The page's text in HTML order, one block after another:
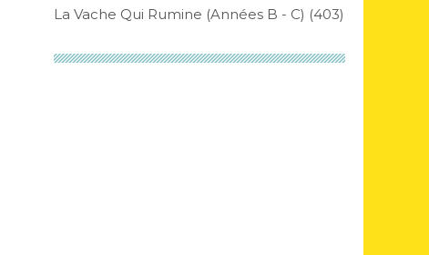
La Vache Qui Rumine (années B - C) (403)